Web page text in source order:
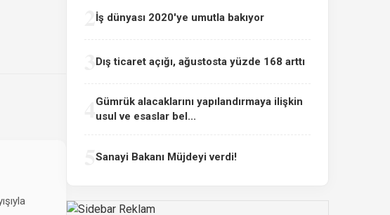
İş dünyası 2020'ye umutla bakıyor
Dış ticaret açığı, ağustosta yüzde 168 arttı
Gümrük alacaklarını yapılandırmaya ilişkin
usul ve esaslar bel...
Sanayi Bakanı Müjdeyi verdi!